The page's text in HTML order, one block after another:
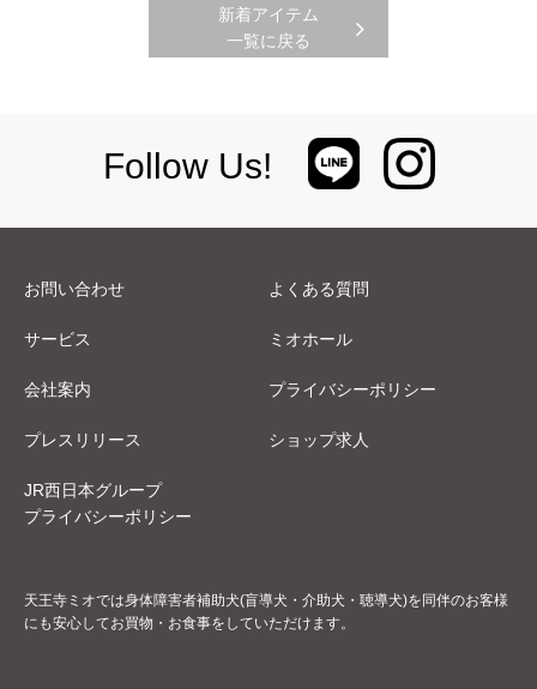
新着アイテム
一覧に戻る
Follow Us!
お問い合わせ よくある質問
サービス ミオホール
会社案内 プライバシーポリシー
プレスリリース ショップ求人
JR西日本グループ
プライバシーポリシー
天王寺ミオでは身体障害者補助犬(盲導犬・介助犬・聴導犬)を同伴のお客様
にも安心してお買物・お食事をしていただけます。